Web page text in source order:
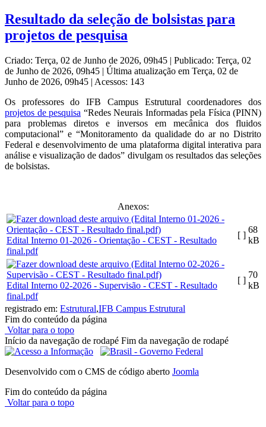
Resultado da seleção de bolsistas para
projetos de pesquisa
Criado: Terça, 02 de Junho de 2026, 09h45 | Publicado: Terça, 02
de Junho de 2026, 09h45 | Última atualização em Terça, 02 de
Junho de 2026, 09h45 | Acessos: 143
Os professores do IFB Campus Estrutural coordenadores dos
projetos de pesquisa “Redes Neurais Informadas pela Física (PINN)
para problemas diretos e inversos em mecânica dos fluidos
computacional” e “Monitoramento da qualidade do ar no Distrito
Federal e desenvolvimento de uma plataforma digital interativa para
análise e visualização de dados” divulgam os resultados das seleções
de bolsistas.
Anexos:
Edital Interno 01-2026 - Orientação - CEST - Resultado
final.pdf
[ ]
68
kB
Edital Interno 02-2026 - Supervisão - CEST - Resultado
final.pdf
[ ]
70
kB
registrado em: Estrutural,IFB Campus Estrutural
Fim do conteúdo da página
Voltar para o topo
Início da navegação de rodapé Fim da navegação de rodapé
Desenvolvido com o CMS de código aberto Joomla
Fim do conteúdo da página
Voltar para o topo